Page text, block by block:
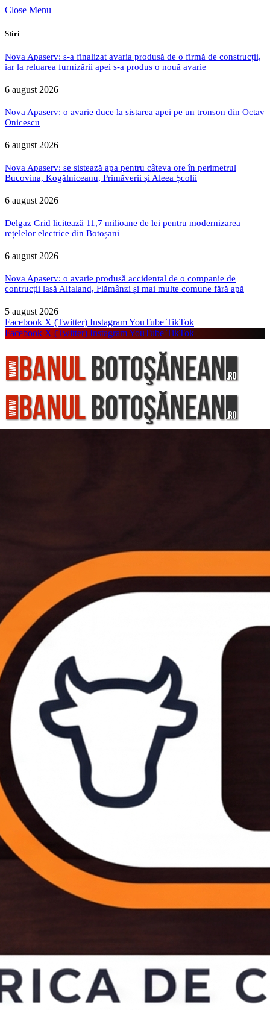
Close Menu
Stiri
Nova Apaserv: s-a finalizat avaria produsă de o firmă de construcții,
iar la reluarea furnizării apei s-a produs o nouă avarie
6 august 2026
Nova Apaserv: o avarie duce la sistarea apei pe un tronson din Octav
Onicescu
6 august 2026
Nova Apaserv: se sistează apa pentru câteva ore în perimetrul
Bucovina, Kogălniceanu, Primăverii și Aleea Școlii
6 august 2026
Delgaz Grid licitează 11,7 milioane de lei pentru modernizarea
rețelelor electrice din Botoșani
6 august 2026
Nova Apaserv: o avarie produsă accidental de o companie de
contrucții lasă Alfaland, Flămânzi și mai multe comune fără apă
5 august 2026
Facebook X (Twitter) InstagramYouTube TikTok
Facebook X (Twitter) InstagramYouTube TikTok